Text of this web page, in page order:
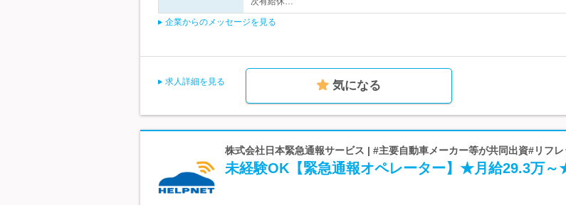
企業からのメッセージを見る
求人詳細を見る 気になる
株式会社日本緊急通報サービス | #主要自動車メーカー等が共同出資#リフ
未経験OK【緊急通報オペレーター】★月給29.3万